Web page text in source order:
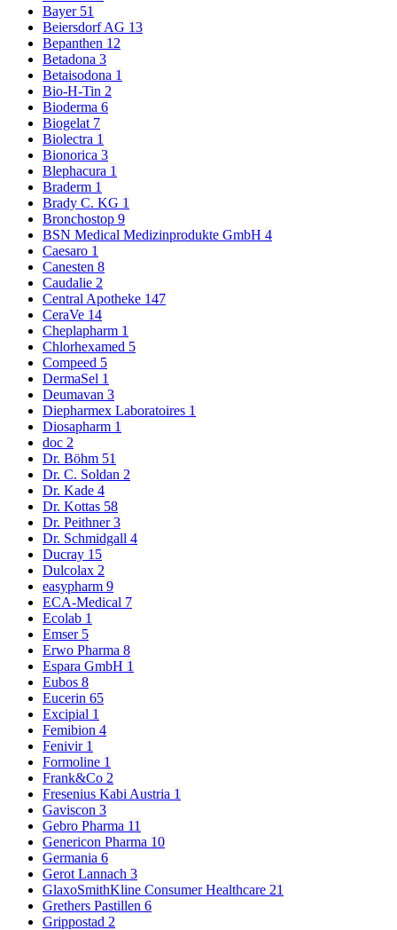
Bayer 51
Beiersdorf AG 13
Bepanthen 12
Betadona 3
Betaisodona 1
Bio-H-Tin 2
Bioderma 6
Biogelat 7
Biolectra 1
Bionorica 3
Blephacura 1
Braderm 1
Brady C. KG 1
Bronchostop 9
BSN Medical Medizinprodukte GmbH 4
Caesaro 1
Canesten 8
Caudalie 2
Central Apotheke 147
CeraVe 14
Cheplapharm 1
Chlorhexamed 5
Compeed 5
DermaSel 1
Deumavan 3
Diepharmex Laboratoires 1
Diosapharm 1
doc 2
Dr. Böhm 51
Dr. C. Soldan 2
Dr. Kade 4
Dr. Kottas 58
Dr. Peithner3
Dr. Schmidgall 4
Ducray 15
Dulcolax 2
easypharm 9
ECA-Medical 7
Ecolab 1
Emser 5
Erwo Pharma 8
Espara GmbH 1
Eubos 8
Eucerin 65
Excipial 1
Femibion 4
Fenivir 1
Formoline 1
Frank&Co 2
Fresenius Kabi Austria 1
Gaviscon 3
Gebro Pharma 11
Genericon Pharma 10
Germania 6
Gerot Lannach 3
GlaxoSmithKline Consumer Healthcare 21
Grethers Pastillen 6
Grippostad 2